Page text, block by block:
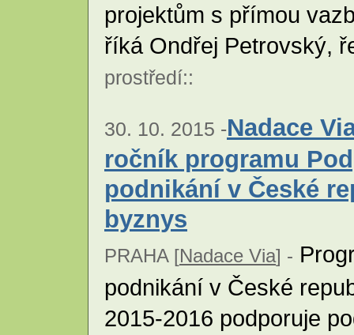
projektům s přímou
říká Ondřej Petrovský,
prostředí::
30. 10. 2015 -Nadace
ročník programu
podnikání v České
byznys
PRAHA [Nadace Via] -
podnikání v České
2015-2016 podporuje